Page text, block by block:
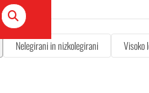
Nelegirani in nizkolegirani Visoko